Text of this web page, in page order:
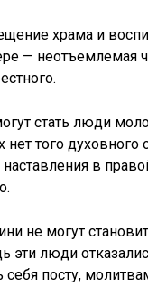
храма и
— неотъемлемая
стать люди
нет того
наставления в
не могут
эти люди
себя посту,